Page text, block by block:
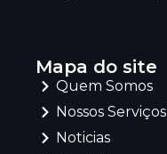
Mapa do site
Quem Somos
Nossos Serviços
Noticias